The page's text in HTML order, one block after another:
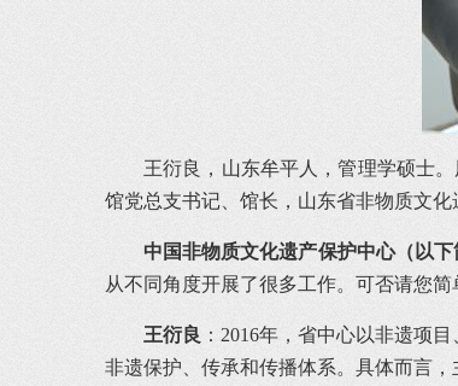
王衍良，山东牟平人，管理学硕士
馆党总支书记、馆长，山东省非物质文
中国非物质文化遗产保护中心（以下
从不同角度开展了很多工作。可否请您
王衍良 ：2016年，省中心以非遗项
非遗保护、传承和传播体系。具体而言，